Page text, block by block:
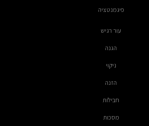
פיגמנטציה
עור רגיש
הגנה
ניקוי
הזנה
חבילות
מסכות